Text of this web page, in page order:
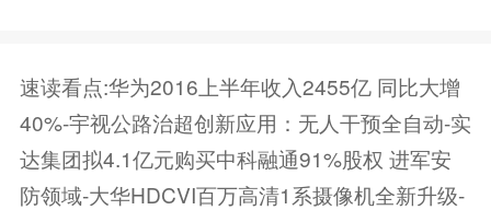
速读看点:华为2016上半年收入2455亿 同比大增
40%-宇视公路治超创新应用：无人干预全自动-实
达集团拟4.1亿元购买中科融通91%股权 进军安
防领域-大华HDCVI百万高清1系摄像机全新升级-